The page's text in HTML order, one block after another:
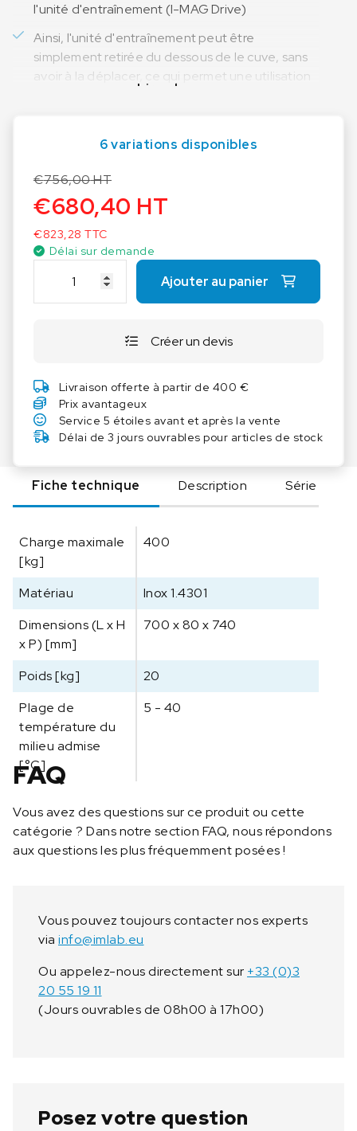
l'unité d'entraînement (I-MAG Drive)
Ainsi, l'unité d'entraînement peut être
simplement retirée du dessous de le cuve, sans
avoir à la déplacer, ce qui permet une utilisation
Lire plus
6 variations disponibles
€756,00HT
€680,40 HT
€823,28 TTC
Délai sur demande
a
t
é
d
e
K
A
I
M
A
G
S
3
0
0
Ajouter au panier
Créer un devis
Livraison offerte à partir de 400 €
Prix avantageux
Service 5 étoiles avant et après la vente
Délai de 3 jours ouvrables pour articles de stock
Fiche technique Description Série
Charge maximale
[kg]
400
Matériau
Inox 1.4301
Dimensions (L x H
x P) [mm]
700 x 80 x 740
Poids [kg]
20
Plage de
température du
milieu admise
[°C]
5 - 40
FAQ
Vous avez des questions sur ce produit ou cette
catégorie ? Dans notre section FAQ, nous répondons
aux questions les plus fréquemment posées !
Vous pouvez toujours contacter nos experts
via info@imlab.eu
Ou appelez-nous directement sur +33 (0)3
20 55 19 11
(Jours ouvrables de 08h00 à 17h00)
Posez votre question